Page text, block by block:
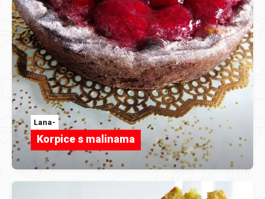
Lana-
Korpice s malinama